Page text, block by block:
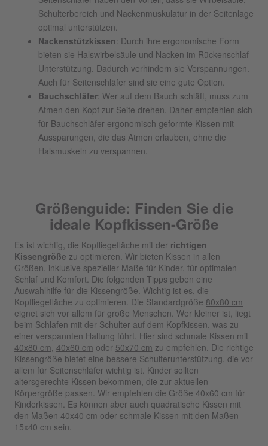
Schulterbereich und Nackenmuskulatur in der Seitenlage
optimal unterstützen.
Nackenstützkissen: Durch ihre ergonomische Form
bieten sie Halswirbelsäule und Nacken im Rückenschlaf
Unterstützung. Dadurch verhindern sie Verspannungen.
Auch für Seitenschläfer sind sie eine gute Option.
Bauchschläfer: Wer auf dem Bauch schläft, muss zum
Atmen den Kopf zur Seite drehen. Daher empfehlen sich
für Bauchschläfer ergonomisch geformte Kissen mit
Aussparungen, die das Atmen erlauben, ohne die
Halsmuskeln zu verspannen.
Größenguide: Finden Sie die
ideale Kopfkissen-Größe
Es ist wichtig, die Kopfliegefläche mit der richtigen
Kissengröße zu optimieren. Wir bieten Kissen in allen
Größen, inklusive spezieller Maße für Kinder, für optimalen
Schlaf und Komfort. Die folgenden Tipps geben eine
Auswahlhilfe für die Kissengröße. Wichtig ist es, die
Kopfliegefläche zu optimieren. Die Standardgröße 80x80 cm
eignet sich vor allem für große Menschen. Wer kleiner ist, liegt
beim Schlafen mit der Schulter auf dem Kopfkissen, was zu
einer verspannten Haltung führt. Hier sind schmale Kissen mit
40x80 cm 40x60 cm oder 50x70 cm zu empfehlen. Die richtige
Kissengröße bietet eine bessere Schulterunterstützung, die vor
allem für Seitenschläfer wichtig ist. Kinder sollten
altersgerechte Kissen bekommen, die zur aktuellen
Körpergröße passen. Wir empfehlen die Größe 40x60 cm für
Kinderkissen. Es können aber auch quadratische Kissen mit
den Maßen 40x40 cm oder schmale Kissen mit den Maßen
15x40 cm sein.